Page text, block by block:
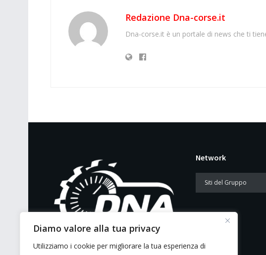
Diamo valore alla tua privacy
Utilizziamo i cookie per migliorare la tua esperienza di
Redazione Dna-corse.it
Dna-corse.it è un portale di news che ti
E’ un portale di news ai sensi del D.L.
Network